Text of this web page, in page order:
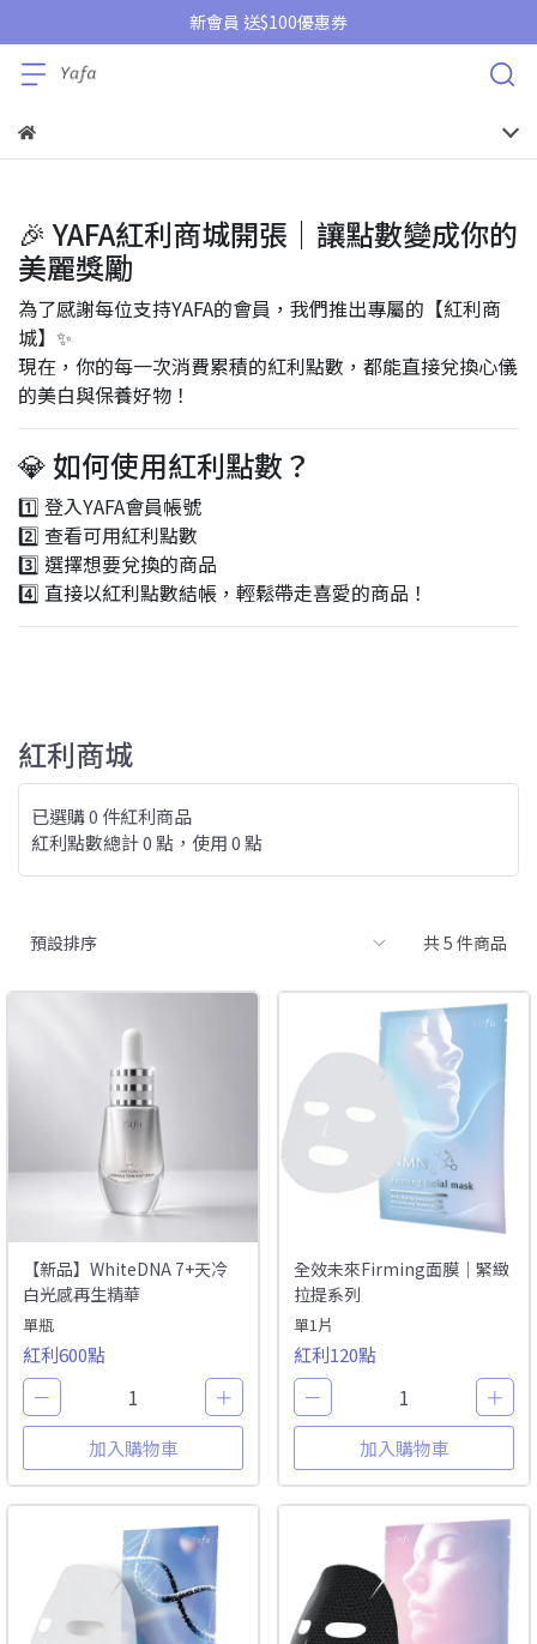
新會員 送$100優惠券
🎉 YAFA紅利商城開張｜讓點數變成你的
美麗獎勵
為了感謝每位支持YAFA的會員，我們推出專屬的【紅利商
城】✨
現在，你的每一次消費累積的紅利點數，都能直接兌換心儀
的美白與保養好物！
💎 如何使用紅利點數？
1️⃣ 登入YAFA會員帳號
2️⃣ 查看可用紅利點數
3️⃣ 選擇想要兌換的商品
4️⃣ 直接以紅利點數結帳，輕鬆帶走喜愛的商品！
紅利商城
已選購 0 件紅利商品
紅利點數總計0點，使用0點
共 5 件商品
【新品】WhiteDNA 7+天冷
白光感再生精華
單瓶
紅利600點
－ 1 ＋
加入購物車
全效未來Firming面膜｜緊緻
拉提系列
單1片
紅利120點
－ 1 ＋
加入購物車